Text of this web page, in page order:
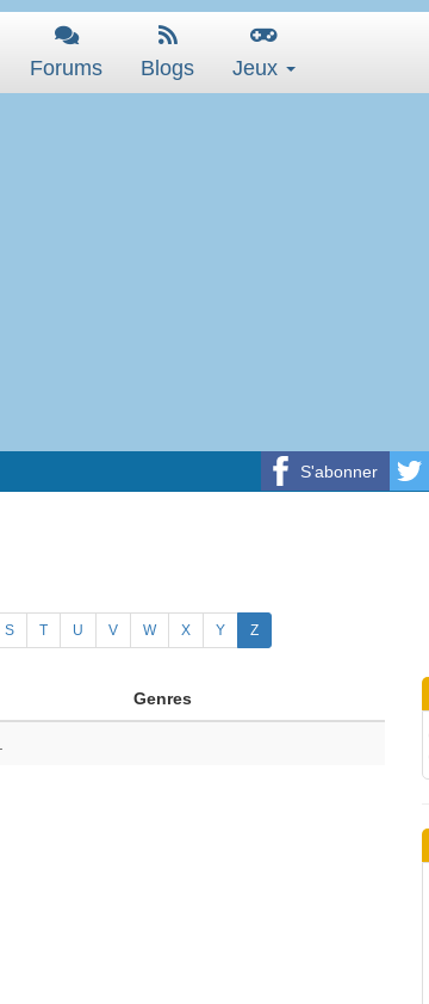
Forums Blogs Jeux
S'abonner
S T U V W X Y Z
Genres